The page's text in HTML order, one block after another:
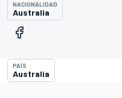
NACIONALIDAD
Australia
PAÍS
Australia